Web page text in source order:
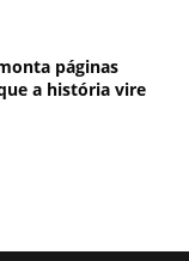
páginas
a história vire